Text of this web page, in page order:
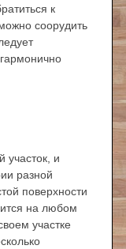
к
соорудить
участок, и
разной
поверхности
на любом
участке